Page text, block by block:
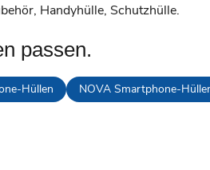
Handyhülle, Schutzhülle.
passen.
Hüllen NOVA Smartphone-